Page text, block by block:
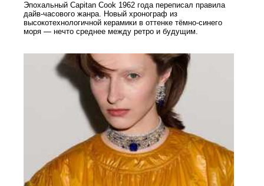
Эпохальный Capitan Cook 1962 года переписал правила
дайв-часового жанра. Новый хронограф из
высокотехнологичной керамики в оттенке тёмно-синего
моря — нечто среднее между ретро и будущим.